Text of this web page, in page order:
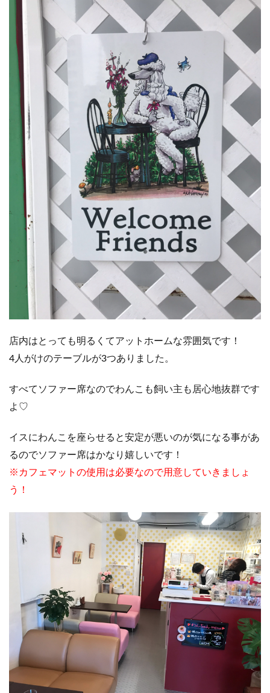
店内はとっても明るくてアットホームな雰囲気です！
4人がけのテーブルが3つありました。
すべてソファー席なのでわんこも飼い主も居心地抜群です
よ♡
イスにわんこを座らせると安定が悪いのが気になる事があ
るのでソファー席はかなり嬉しいです！
※カフェマットの使用は必要なので用意していきましょ
う！